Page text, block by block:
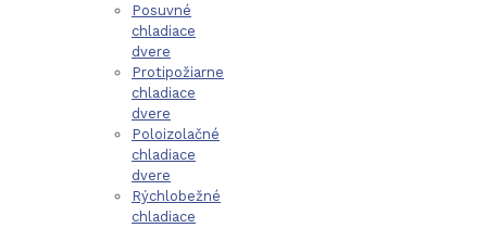
Posuvné
chladiace
dvere
Protipožiarne
chladiace
dvere
Poloizolačné
chladiace
dvere
Rýchlobežné
chladiace